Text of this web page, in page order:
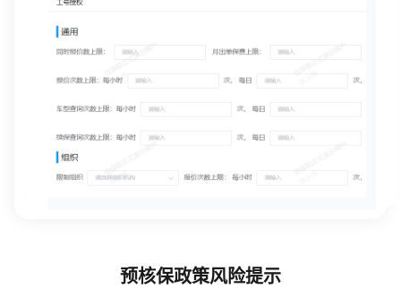
预核保政策风险提示